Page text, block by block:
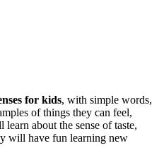
for kids, with simple words,
of things they can feel,
about the sense of taste,
will have fun learning new